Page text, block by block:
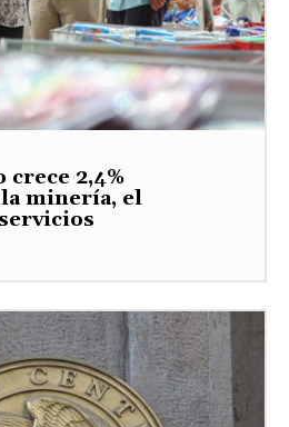
crece 2,4%
minería, el